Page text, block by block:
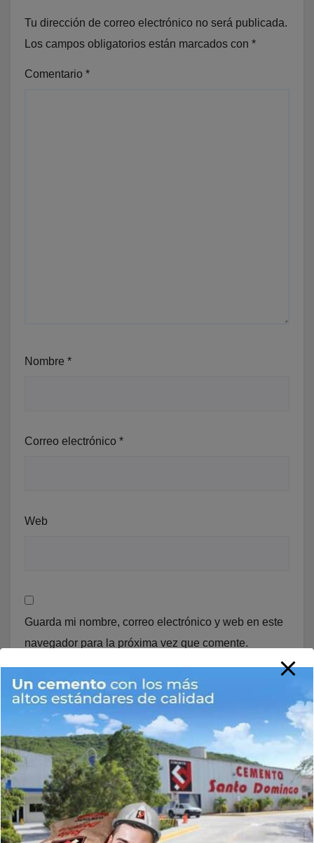
Tu dirección de correo electrónico no será publicada.
Los campos obligatorios están marcados con *
Comentario *
Nombre *
Correo electrónico *
Web
Guarda mi nombre, correo electrónico y web en este
navegador para la próxima vez que comente.